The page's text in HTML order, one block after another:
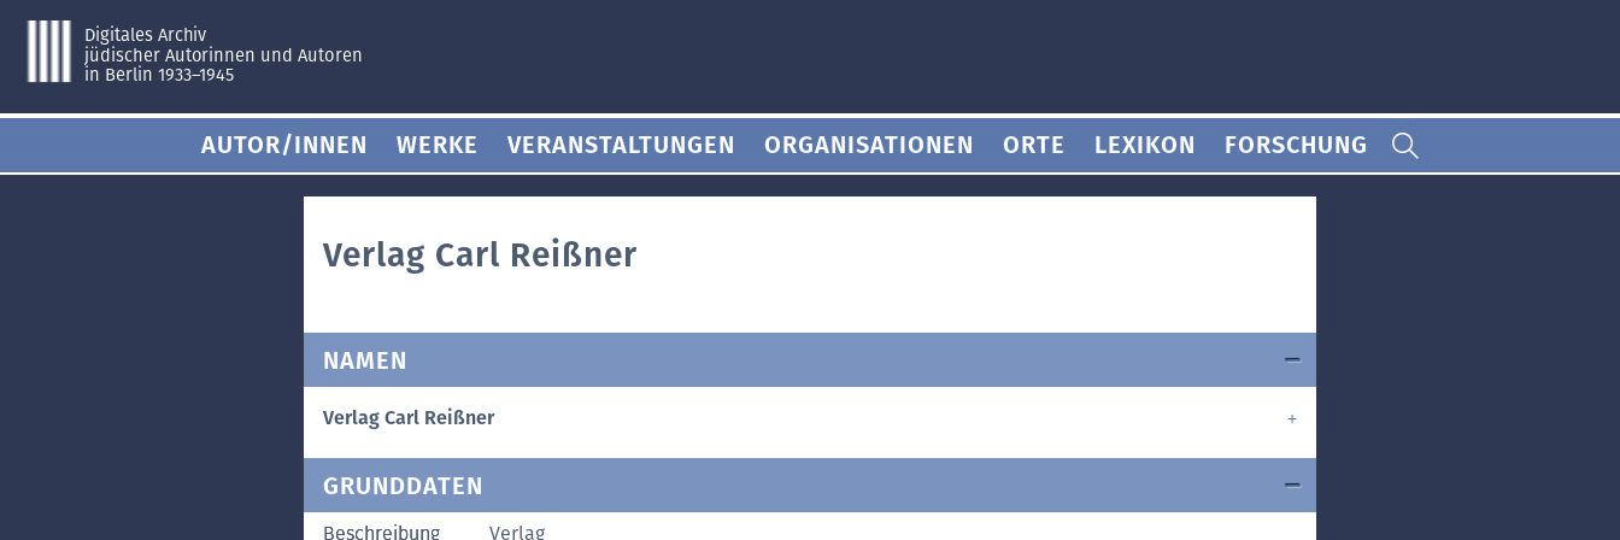
Digitales Archiv
jüdischer Autorinnen und Autoren
in Berlin 1933–1945
AUTOR/INNEN WERKE VERANSTALTUNGEN ORGANISATIONEN ORTE LEXIKON FORSCHUNG
Verlag Carl Reißner
NAMEN
Verlag Carl Reißner
GRUNDDATEN
Beschreibung
Verlag